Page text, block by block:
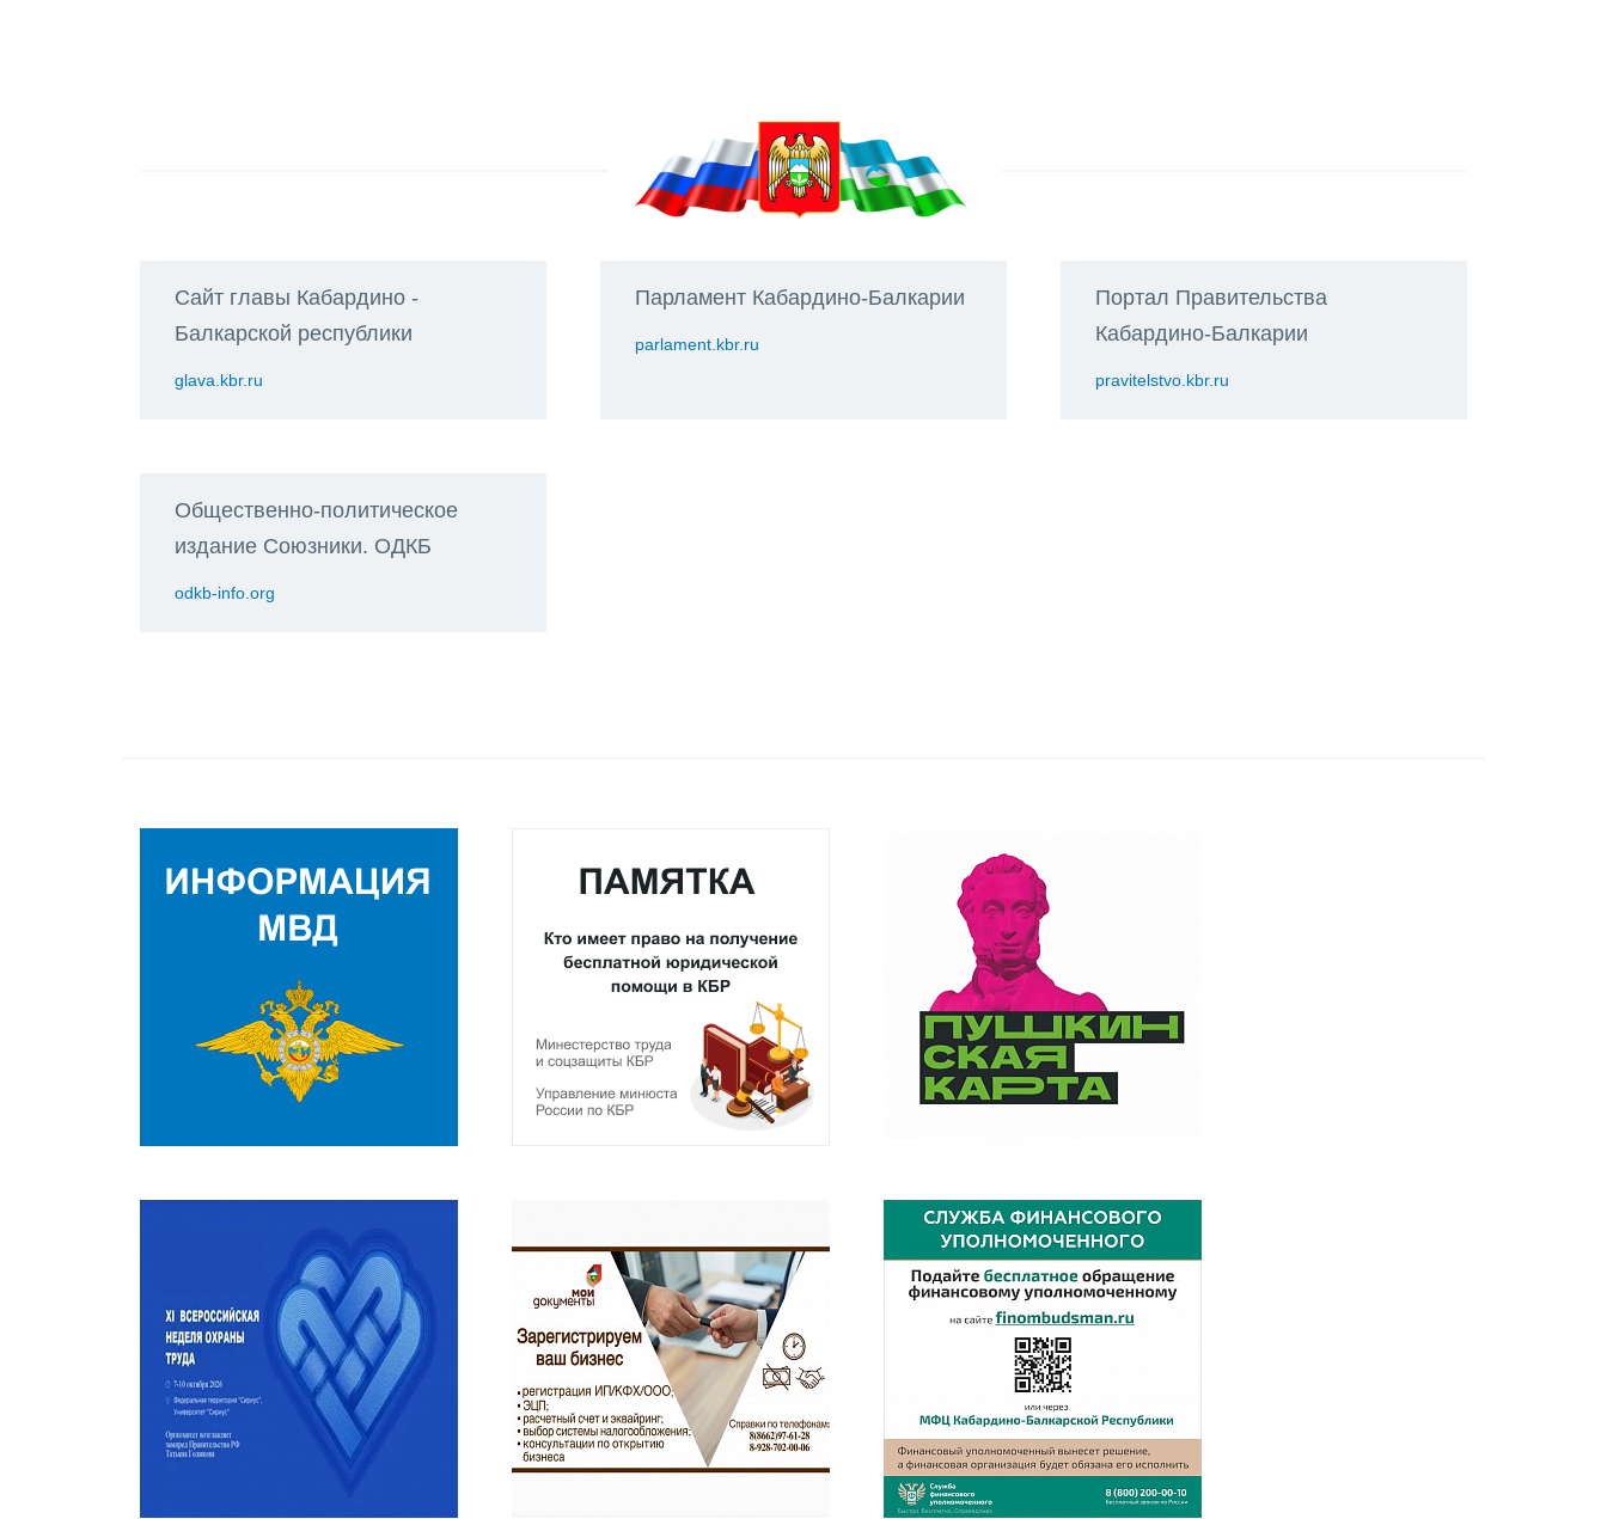
Сайт главы Кабардино -
Балкарской республики
glava.kbr.ru
Парламент Кабардино-Балкарии
parlament.kbr.ru
Портал Правительства
Кабардино-Балкарии
pravitelstvo.kbr.ru
Общественно-политическое
издание Союзники. ОДКБ
odkb-info.org